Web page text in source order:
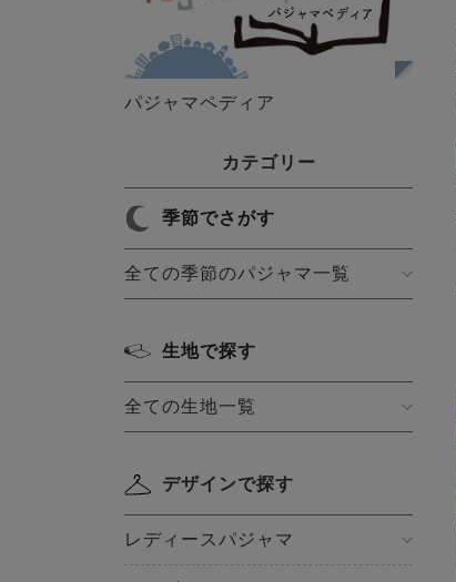
パジャマペディア
カテゴリー
季節でさがす
全ての季節のパジャマ一覧
生地で探す
全ての生地一覧
デザインで探す
レディースパジャマ